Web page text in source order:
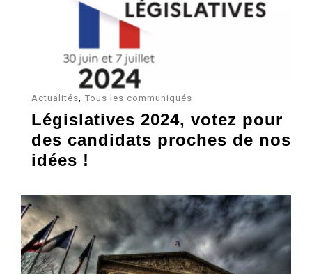
Actualités, Tous les communiqués
Législatives 2024, votez pour
des candidats proches de nos
idées !